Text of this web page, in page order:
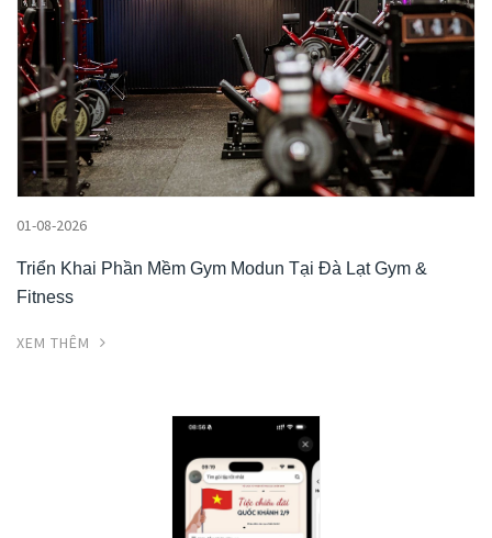
01-08-2026
Triển Khai Phần Mềm Gym Modun Tại Đà Lạt Gym &
Fitness
XEM THÊM